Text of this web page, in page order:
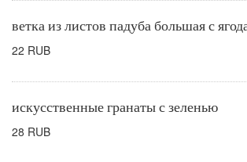
ветка из листов падуба большая с
22 RUB
искусственные гранаты с зеленью
28 RUB